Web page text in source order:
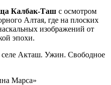
Калбак-Таш с осмотром
Алтая, где на плоских
изображений от
эпохи.
селе Акташ. Ужин. Свободное
Марса»